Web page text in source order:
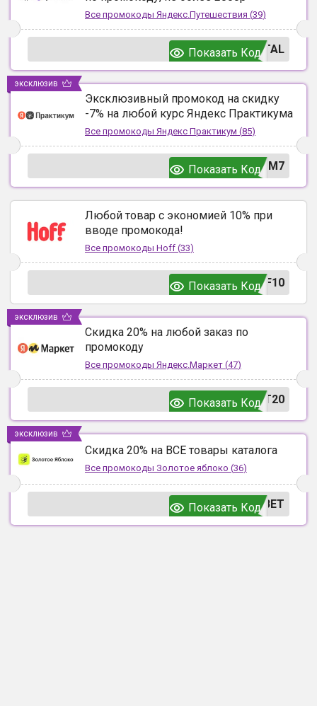
Все промокоды Яндекс.Путешествия (39)
TAL
Показать Код
Эксклюзивный промокод на скидку
-7% на любой курс Яндекс Практикума
Все промокоды Яндекс Практикум (85)
UM7
Показать Код
эксклюзив
Любой товар с экономией 10% при
вводе промокода!
Все промокоды Hoff (33)
F10
Показать Код
Скидка 20% на любой заказ по
промокоду
Все промокоды Яндекс.Маркет (47)
T20
Показать Код
эксклюзив
Скидка 20% на ВСЕ товары каталога
Все промокоды Золотое яблоко (36)
ВЕТ
Показать Код
эксклюзив